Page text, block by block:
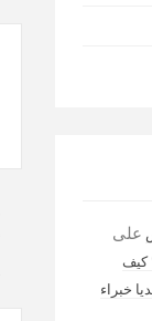
على
كيف
خبراء